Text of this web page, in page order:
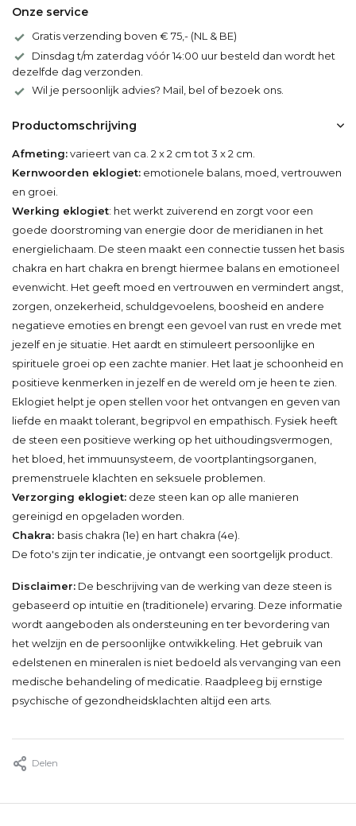
Onze service
Gratis verzending boven € 75,- (NL & BE)
Dinsdag t/m zaterdag vóór 14:00 uur besteld dan wordt het
dezelfde dag verzonden.
Wil je persoonlijk advies? Mail, bel of bezoek ons.
Productomschrijving
Afmeting:varieert van ca. 2 x 2 cm tot 3 x 2 cm.
Kernwoorden eklogiet: emotionele balans, moed, vertrouwen
en groei.
Werking eklogiet: het werkt zuiverend en zorgt voor een
goede doorstroming van energie door de meridianen in het
energielichaam. De steen maakt een connectie tussen het basis
chakra en hart chakra en brengt hiermee balans en emotioneel
evenwicht. Het geeft moed en vertrouwen en vermindert angst,
zorgen, onzekerheid, schuldgevoelens, boosheid en andere
negatieve emoties en brengt een gevoel van rust en vrede met
jezelf en je situatie. Het aardt en stimuleert persoonlijke en
spirituele groei op een zachte manier. Het laat je schoonheid en
positieve kenmerken in jezelf en de wereld om je heen te zien.
Eklogiet helpt je open stellen voor het ontvangen en geven van
liefde en maakt tolerant, begripvol en empathisch. Fysiek heeft
de steen een positieve werking op het uithoudingsvermogen,
het bloed, het immuunsysteem, de voortplantingsorganen,
premenstruele klachten en seksuele problemen.
Verzorging eklogiet: deze steen kan op alle manieren
gereinigd en opgeladen worden.
Chakra: basis chakra (1e) en hart chakra (4e).
De foto's zijn ter indicatie, je ontvangt een soortgelijk product.
Disclaimer: De beschrijving van de werking van deze steen is
gebaseerd op intuïtie en (traditionele) ervaring. Deze informatie
wordt aangeboden als ondersteuning en ter bevordering van
het welzijn en de persoonlijke ontwikkeling. Het gebruik van
edelstenen en mineralen is niet bedoeld als vervanging van een
medische behandeling of medicatie. Raadpleeg bij ernstige
psychische of gezondheidsklachten altijd een arts.
Delen